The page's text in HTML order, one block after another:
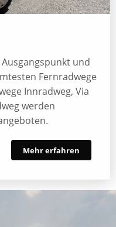
und
Fernradwege
Innradweg, Via
werden
Mehr erfahren